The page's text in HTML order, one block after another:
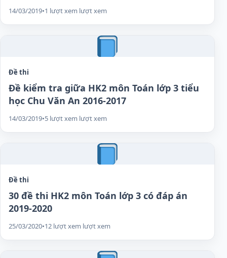
14/03/2019•1 lượt xem lượt xem
Đề thi
Đề kiểm tra giữa HK2 môn Toán lớp 3 tiểu
học Chu Văn An 2016-2017
14/03/2019•5 lượt xem lượt xem
Đề thi
30 đề thi HK2 môn Toán lớp 3 có đáp án
2019-2020
25/03/2020•12 lượt xem lượt xem